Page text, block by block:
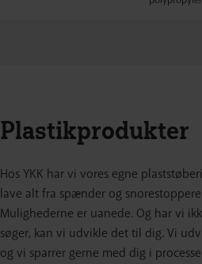
Plastikprodukter
Hos YKK har vi vores egne
lave alt fra spænder og
Mulighederne er uanede. Og har vi
søger, kan vi udvikle det til dig. Vi
og vi sparrer gerne med dig i